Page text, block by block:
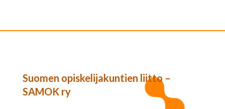
Suomen opiskelijakuntien liitto –
SAMOK ry